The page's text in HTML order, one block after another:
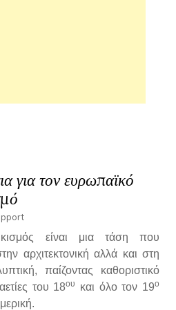
για τον ευρωπαϊκό
είναι μια τάση που
αρχιτεκτονική αλλά και στη
παίζοντας καθοριστικό
του 18ου και όλο τον 19ο